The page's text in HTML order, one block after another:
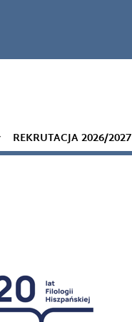
REKRUTACJA 2026/2027